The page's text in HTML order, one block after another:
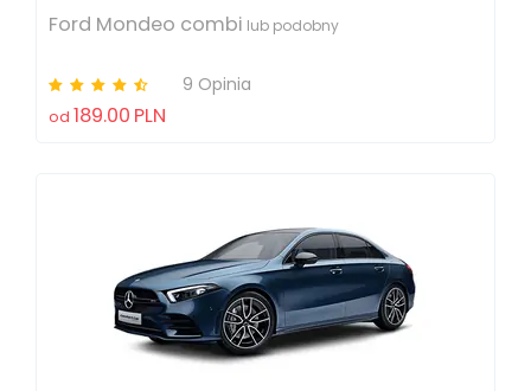
Ford Mondeo combi lub podobny
9 Opinia
od 189.00 PLN